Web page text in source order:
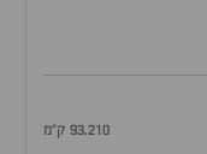
93,210 ק"מ